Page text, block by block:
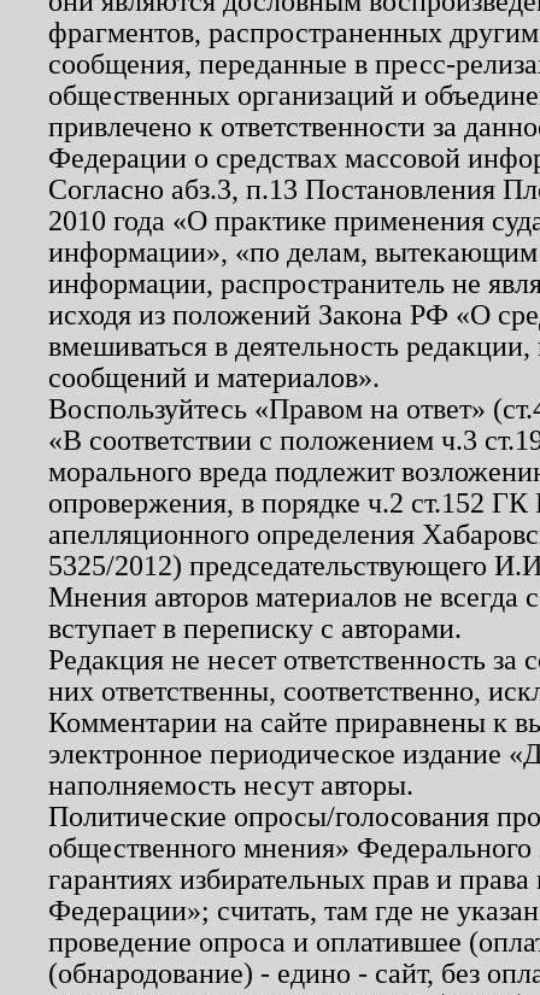
фрагментов, распространенных
сообщения, переданные в пресс-
общественных организаций и
привлечено к ответственности за
Федерации о средствах массовой
Согласно абз.3, п.13 Постановления
2010 года «О практике применения
информации», «по делам, вытекающим
информации, распространитель не
исходя из положений Закона РФ «О
вмешиваться в деятельность
сообщений и материалов».
Воспользуйтесь «Правом на ответ»
«В соответствии с положением ч.3
морального вреда подлежит
опровержения, в порядке ч.2 ст.152
апелляционного определения
5325/2012) председательствующего
Мнения авторов материалов не
вступает в переписку с авторами.
Редакция не несет ответственность
них ответственны, соответственно,
Комментарии на сайте приравнены к
электронное периодическое издание
наполняемость несут авторы.
Политические опросы/голосования
общественного мнения»
гарантиях избирательных прав и
Федерации»; считать, там где не
проведение опроса и оплатившее
(обнародование) - едино - сайт, без